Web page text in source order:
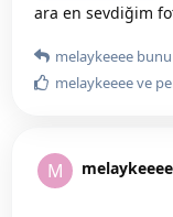
ara en sevdiğim
melaykeeee bunu
melaykeeeeve
M melaykeeee